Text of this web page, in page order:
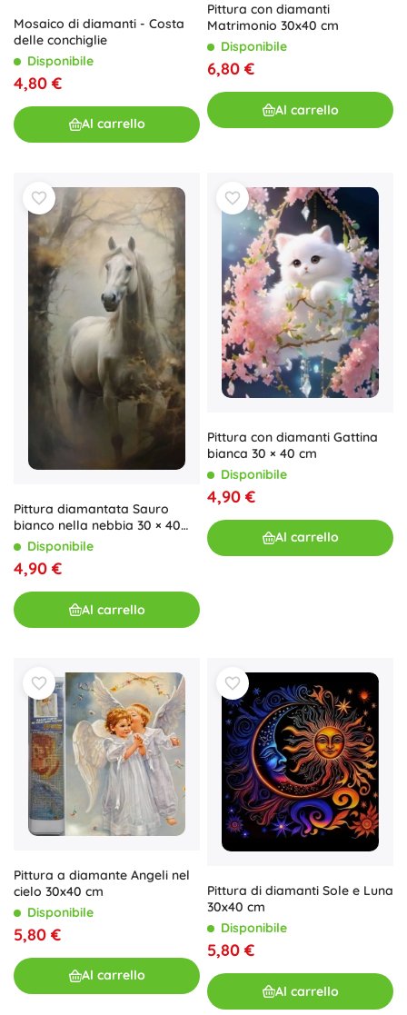
Mosaico di diamanti - Costa
delle conchiglie
Disponibile
4,80 €
Al carrello
Pittura con diamanti
Matrimonio 30x40 cm
Disponibile
6,80 €
Al carrello
Pittura diamantata Sauro
bianco nella nebbia 30 × 40
cmDisponibile
4,90 €
Al carrello
Pittura con diamanti Gattina
bianca 30 × 40 cm
Disponibile
4,90 €
Al carrello
Pittura a diamante Angeli nel
cielo 30x40 cm
Disponibile
5,80 €
Al carrello
Pittura di diamanti Sole e Luna
30x40 cm
Disponibile
5,80 €
Al carrello